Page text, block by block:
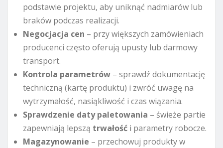
podstawie projektu, aby uniknąć nadmiarów lub
braków podczas realizacji.
Negocjacja cen – przy większych zamówieniach
producenci często oferują upusty lub darmowy
transport.
Kontrola parametrów – sprawdź dokumentację
techniczną (kartę produktu) i zwróć uwagę na
wytrzymałość, nasiąkliwość i czas wiązania.
Sprawdzenie daty paletowania – świeże partie
zapewniają lepszą trwałość i parametry robocze.
Magazynowanie – przechowuj produkty w